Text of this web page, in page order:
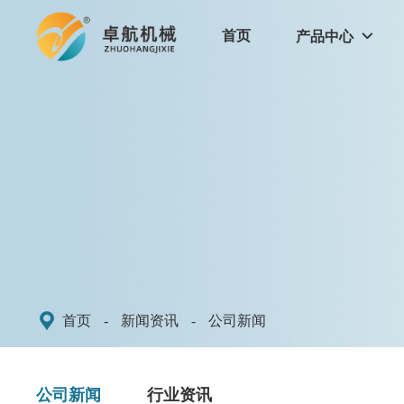
首页 产品中心 
 首页 - 新闻资讯 - 公司新闻
公司新闻 行业资讯